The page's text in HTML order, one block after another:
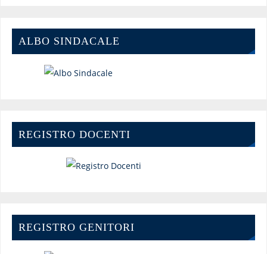
ALBO SINDACALE
REGISTRO DOCENTI
REGISTRO GENITORI